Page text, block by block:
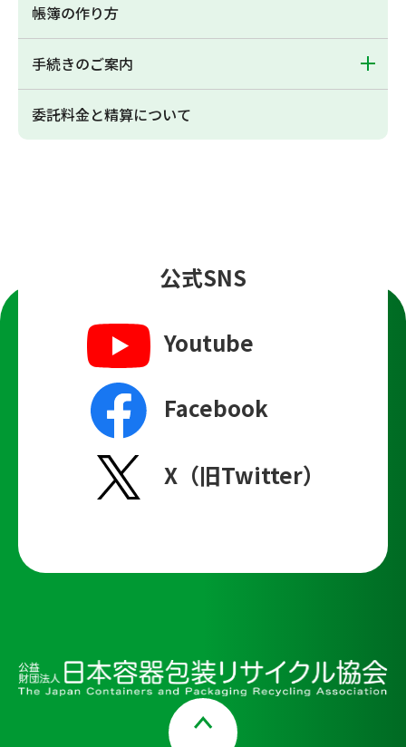
帳簿の作り方
手続きのご案内
委託料金と精算について
公式SNS
Youtube
Facebook
X（旧Twitter）